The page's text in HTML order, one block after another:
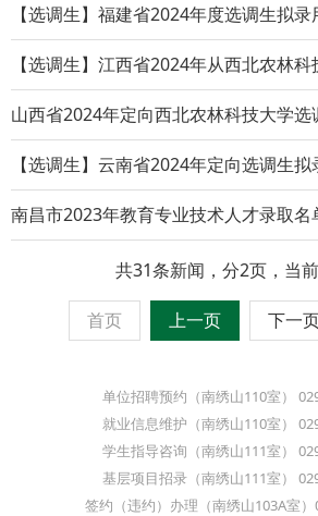
南昌市2023年教育专业技术人才录取名
共31条新闻，分2页，当
首页 上一页 下一
单位招聘预约（南绣山110室）
就业信息维护（南绣山110室）
学生指导咨询（南绣山111室）
基层项目招录（南绣山111室）
签约（违约）办理（南绣山103A室）